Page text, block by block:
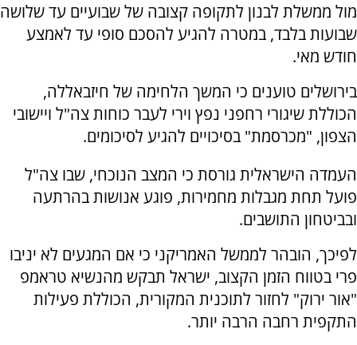
מול ממשלת לבנון לתקופה קצובה של שבועיים עד שלושה
שבועות בלבד, במטרה להגיע להסכם סופי עד לאמצע
חודש מאי.
בירושלים טוענים כי המשך הלחימה של חיזבאללה,
הכוללת שיגורי רחפני נפץ וירי לעבר כוחות צה"ל ויישובי
הצפון, "מכרסמת" בסיכויים להגיע לסיכומים.
העמדה הישראלית גורסת כי המצב הנוכחי, שבו צה"ל
פועל תחת מגבלות מחמירות, פוגע אנושות בהרתעה
ובביטחון התושבים.
לפיכך, הובהר לממשל האמריקני כי אם המגעים לא יניבו
פרי בטווח הזמן הקצוב, ישראל תבקש מהנשיא טראמפ
"אור ירוק" לחזור לתוכנית המקורית, הכוללת פעילות
התקפית רחבה הרבה יותר.